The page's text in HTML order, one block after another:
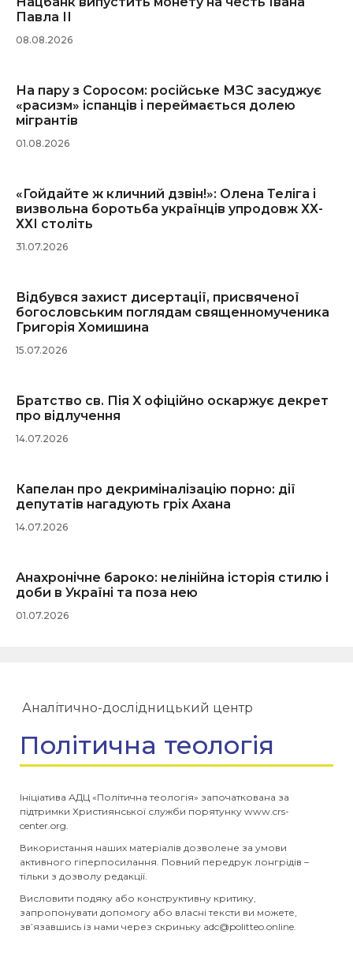
Павла ІІ
08.08.2026
На пару з Соросом: російське МЗС засуджує
«расизм» іспанців і переймається долею
мігрантів
01.08.2026
«Гойдайте ж кличний дзвін!»: Олена Теліга і
визвольна боротьба українців упродовж ХХ-
ХХІ століть
31.07.2026
Відбувся захист дисертації, присвяченої
богословським поглядам священномученика
Григорія Хомишина
15.07.2026
Братство св. Пія X офіційно оскаржує декрет
про відлучення
14.07.2026
Капелан про декриміналізацію порно: дії
депутатів нагадують гріх Ахана
14.07.2026
Анахронічне бароко: нелінійна історія стилю і
доби в Україні та поза нею
01.07.2026
Аналітично-дослідницький центр
Політична теологія
Ініціатива АДЦ «Політична теологія» започаткована за
підтримки Християнської служби порятунку www.crs-
center.org.
Використання наших матеріалів дозволене за умови
активного гіперпосилання. Повний передрук лонгрідів –
тільки з дозволу редакції.
Висловити подяку або конструктивну критику,
запропонувати допомогу або власні тексти ви можете,
зв’язавшись із нами через скриньку adc@politteo.online